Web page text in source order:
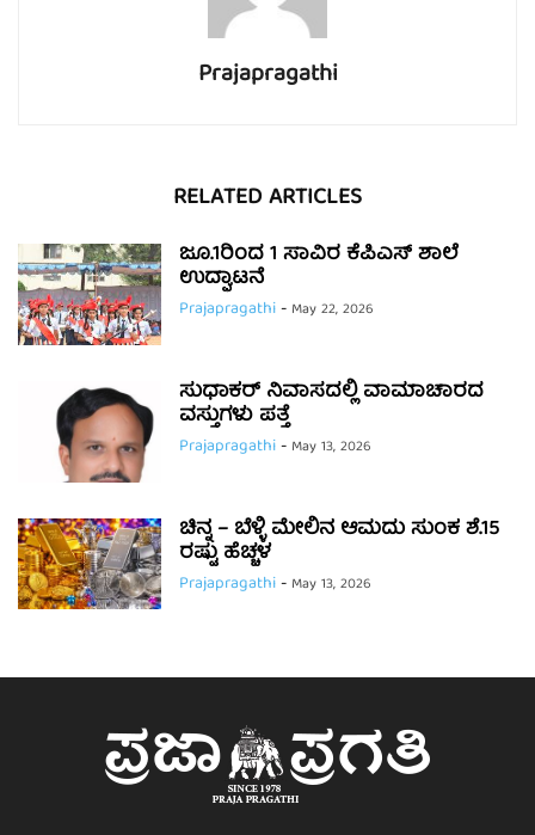
Prajapragathi
RELATED ARTICLES
ಜೂ.1ರಿಂದ 1 ಸಾವಿರ ಕೆಪಿಎಸ್ ಶಾಲೆ
ಉದ್ಘಾಟನೆ
Prajapragathi- May 22, 2026
ಸುಧಾಕರ್ ನಿವಾಸದಲ್ಲಿ ವಾಮಾಚಾರದ
ವಸ್ತುಗಳು ಪತ್ತೆ
Prajapragathi- May 13, 2026
ಚಿನ್ನ – ಬೆಳ್ಳಿ ಮೇಲಿನ ಆಮದು ಸುಂಕ ಶೆ.15
ರಷ್ಟು ಹೆಚ್ಚಳ
Prajapragathi- May 13, 2026